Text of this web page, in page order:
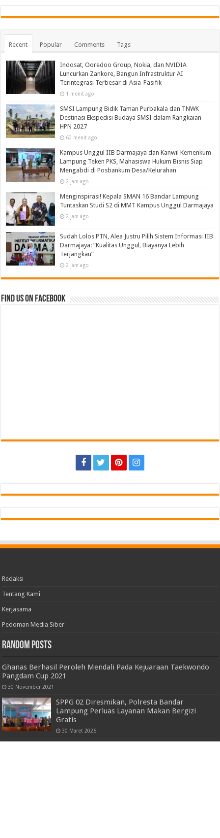
Recent Popular Comments Tags
Indosat, Ooredoo Group, Nokia, dan NVIDIA
Luncurkan Zankore, Bangun Infrastruktur AI
Terintegrasi Terbesar di Asia-Pasifik
1 menit ago
SMSI Lampung Bidik Taman Purbakala dan TNWK
Destinasi Ekspedisi Budaya SMSI dalam Rangkaian
HPN 2027
60 menit ago
Kampus Unggul IIB Darmajaya dan Kanwil Kemenkum
Lampung Teken PKS, Mahasiswa Hukum Bisnis Siap
Mengabdi di Posbankum Desa/Kelurahan
2 jam ago
Menginspirasi! Kepala SMAN 16 Bandar Lampung
Tuntaskan Studi S2 di MMT Kampus Unggul Darmajaya
2 jam ago
Sudah Lolos PTN, Alea Justru Pilih Sistem Informasi IIB
Darmajaya: “Kualitas Unggul, Biayanya Lebih
Terjangkau”
2 jam ago
Find us on Facebook
Redaksi
Tentang Kami
Kerjasama
Pedoman Media Siber
Random Posts
Ghanas Berhasil Peroleh Mendali Pada Kejuaraan Taekwondo
Pangdam Cup 2021
30 November 2021
SPPG 02 Diresmikan, Polresta Bandar
Lampung Perluas Layanan Makan Bergizi
Gratis
30 Maret 2026